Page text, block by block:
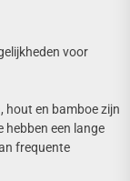
voor
hout en bamboe zijn
hebben een lange
frequente